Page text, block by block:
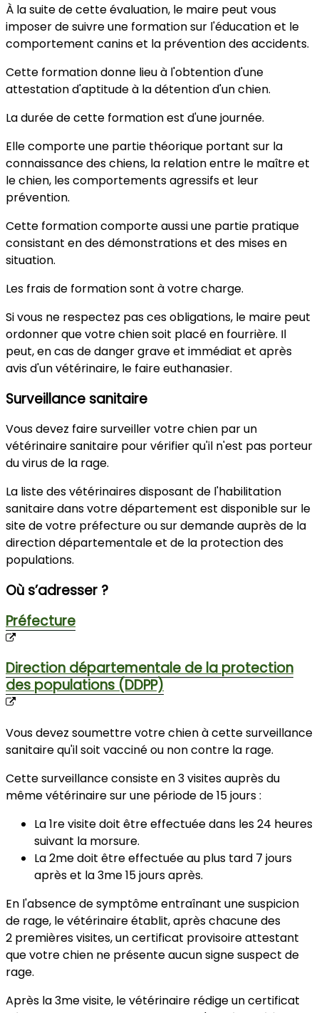
À la suite de cette évaluation, le maire peut vous
imposer de suivre une formation sur l'éducation et le
comportement canins et la prévention des accidents.
Cette formation donne lieu à l'obtention d'une
attestation d'aptitude à la détention d'un chien.
La durée de cette formation est d'une journée.
Elle comporte une partie théorique portant sur la
connaissance des chiens, la relation entre le maître et
le chien, les comportements agressifs et leur
prévention.
Cette formation comporte aussi une partie pratique
consistant en des démonstrations et des mises en
situation.
Les frais de formation sont à votre charge.
Si vous ne respectez pas ces obligations, le maire peut
ordonner que votre chien soit placé en fourrière. Il
peut, en cas de danger grave et immédiat et après
avis d'un vétérinaire, le faire euthanasier.
Surveillance sanitaire
Vous devez faire surveiller votre chien par un
vétérinaire sanitaire pour vérifier qu'il n'est pas porteur
du virus de la rage.
La liste des vétérinaires disposant de l'habilitation
sanitaire dans votre département est disponible sur le
site de votre préfecture ou sur demande auprès de la
direction départementale et de la protection des
populations.
Où s’adresser ?
Préfecture
Direction départementale de la protection
des populations (DDPP)
Vous devez soumettre votre chien à cette surveillance
sanitaire qu'il soit vacciné ou non contre la rage.
Cette surveillance consiste en 3 visites auprès du
même vétérinaire sur une période de 15 jours :
La 1revisite doit être effectuée dans les 24 heures
suivant la morsure.
La 2medoit être effectuée au plus tard 7 jours
après et la 3me15 jours après.
En l'absence de symptôme entraînant une suspicion
de rage, le vétérinaire établit, après chacune des
2 premières visites, un certificat provisoire attestant
que votre chien ne présente aucun signe suspect de
rage.
Après la 3mevisite, le vétérinaire rédige un certificat